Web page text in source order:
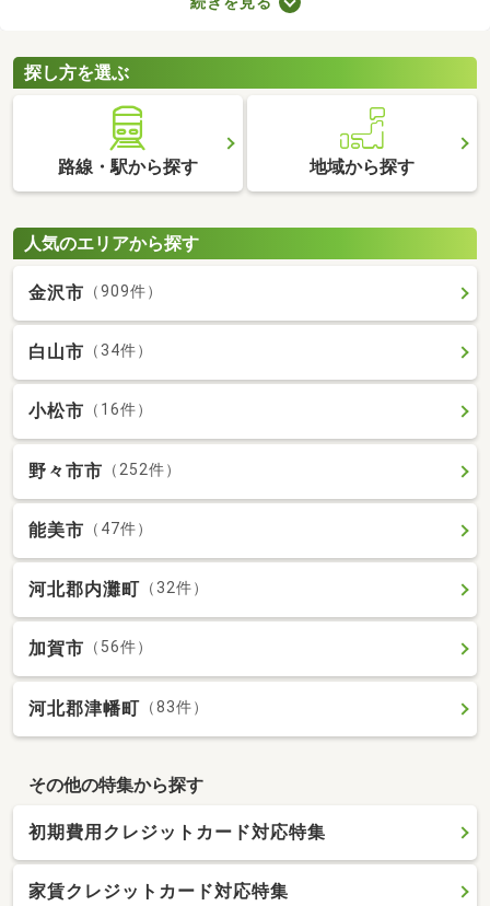
とも魅力。物件数も多いので、間取りや家賃などから自由に選べ
ょう。
探し方を選ぶ
路線・駅から探す 地域から探す
人気のエリアから探す
金沢市 （909件）
白山市 （34件）
小松市 （16件）
野々市市 （252件）
能美市 （47件）
河北郡内灘町 （32件）
加賀市 （56件）
河北郡津幡町 （83件）
その他の特集から探す
初期費用クレジットカード対応特集
家賃クレジットカード対応特集